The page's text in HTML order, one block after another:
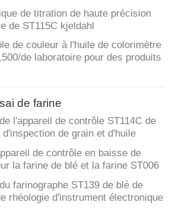
de titration de haute précision
de ST115C kjeldahl
de couleur à l'huile de colorimètre
de laboratoire pour des produits
de farine
l'appareil de contrôle ST114C de
de grain et d'huile
de contrôle en baisse de
la farine de blé et la farine ST006
farinographe ST139 de blé de
rhéologie d'instrument électronique